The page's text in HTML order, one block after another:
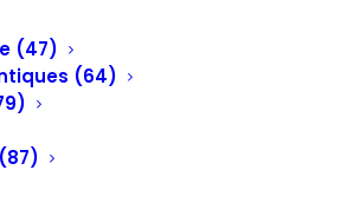
(47)
(64)
droite pour la Robocup 2020
7 FÉVRIER 2020